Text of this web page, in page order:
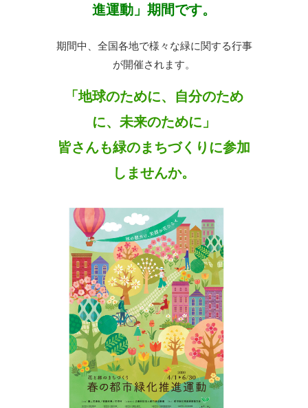
進運動」期間です。
期間中、全国各地で様々な緑に関する行事
が開催されます。
「地球のために、自分のため
に、未来のために」
皆さんも緑のまちづくりに参加
しませんか。